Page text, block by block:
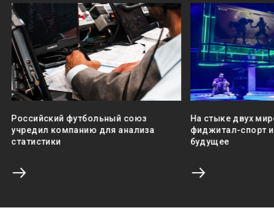
Российский футбольный союз
учредил компанию для анализа
статистики
На стыке двух
фиджитал-спорт
будущее